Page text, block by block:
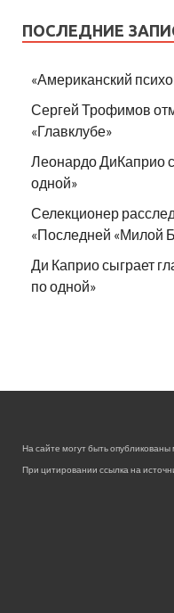
ПОСЛЕДНИЕ
«Американский
Сергей Трофимов
«Главклубе»
Леонардо ДиКаприо
одной»
Селекционер
«Последней «Милой
Ди Каприо сыграет
по одной»
На сайте могут быть
При цитировании ссылка на